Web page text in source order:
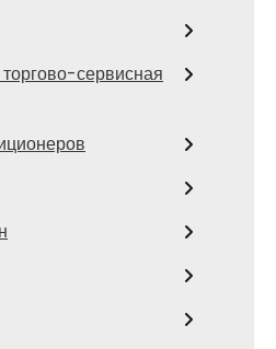
сервисная